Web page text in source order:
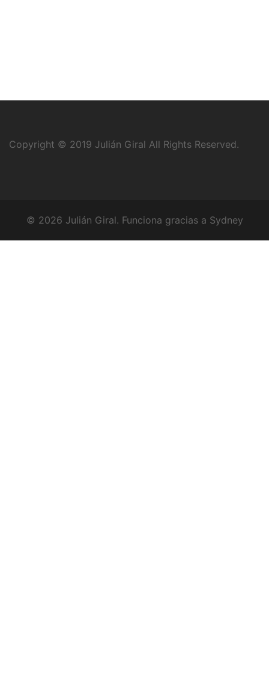
Copyright © 2019 Julián Giral All Rights Reserved.
© 2026 Julián Giral. Funciona gracias a Sydney